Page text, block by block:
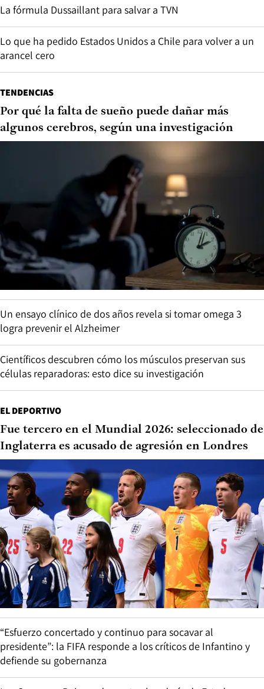
La fórmula Dussaillant para salvar a TVN
Lo que ha pedido Estados Unidos a Chile para volver a un
arancel cero
TENDENCIAS
Por qué la falta de sueño puede dañar más
algunos cerebros, según una investigación
Un ensayo clínico de dos años revela si tomar omega 3
logra prevenir el Alzheimer
Científicos descubren cómo los músculos preservan sus
células reparadoras: esto dice su investigación
EL DEPORTIVO
Fue tercero en el Mundial 2026: seleccionado de
Inglaterra es acusado de agresión en Londres
“Esfuerzo concertado y continuo para socavar al
presidente”: la FIFA responde a los críticos de Infantino y
defiende su gobernanza